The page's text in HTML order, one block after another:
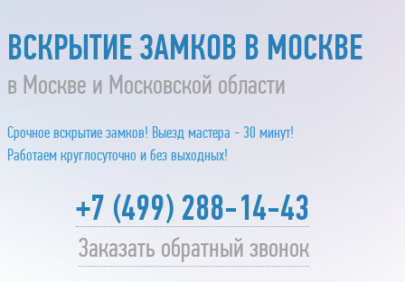
ВСКРЫТИЕ ЗАМКОВ В МОСКВЕ
в Москве и Московской области
Срочное вскрытие замков! Выезд мастера - 30 минут!
Работаем круглосуточно и без выходных!
+7 (499) 288-14-43
Заказать обратный звонок